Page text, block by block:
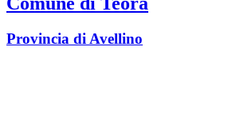
Provincia di Avellino